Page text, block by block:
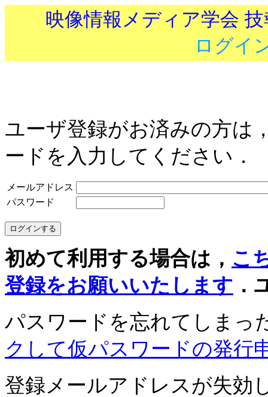
映像情報メディア学会
ログイ
ユーザ登録がお済みの方は
ードを入力してください．
メールアドレス
パスワード
初めて利用する場合は， こ
登録をお願いいたします ．
パスワードを忘れてしまっ
クして仮パスワードの発行
登録メールアドレスが失効